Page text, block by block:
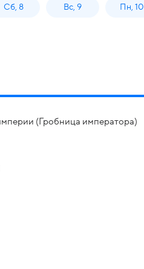
Сб, 8 Вс, 9 Пн, 10
(Гробница императора)